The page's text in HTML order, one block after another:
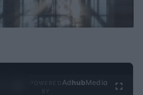
Ad hubMedia